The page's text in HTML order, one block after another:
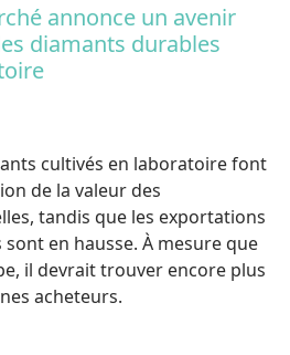
annonce un avenir
diamants durables
cultivés en laboratoire font
de la valeur des
tandis que les exportations
en hausse. À mesure que
il devrait trouver encore plus
acheteurs.